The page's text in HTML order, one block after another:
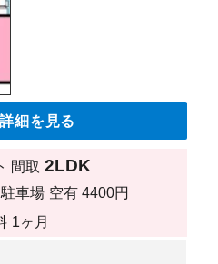
細を見る
間取 2LDK
駐車場 空有 4400円
1ヶ月